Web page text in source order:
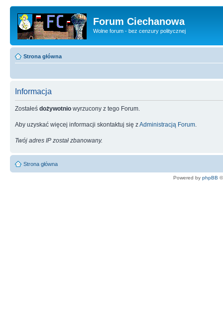
Forum Ciechanowa
Wolne forum - bez cenzury politycznej
Strona główna
Informacja
Zostałeś dożywotnio wyrzucony z tego Forum.
Aby uzyskać więcej informacji skontaktuj się zAdministracją Forum
Twój adres IP został zbanowany.
Strona główna
Powered by phpBB